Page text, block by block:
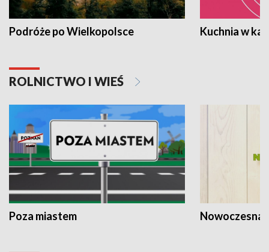
Podróże po Wielkopolsce Kuchnia w
ROLNICTWO I WIEŚ
Poza miastem Nowoczesna